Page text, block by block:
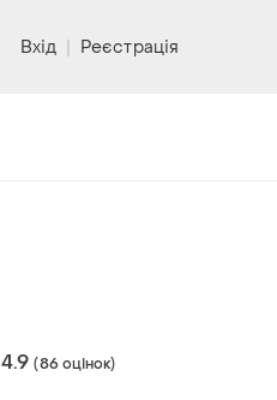
Вхід | Реєстрація
4.9 (86 оцінок)